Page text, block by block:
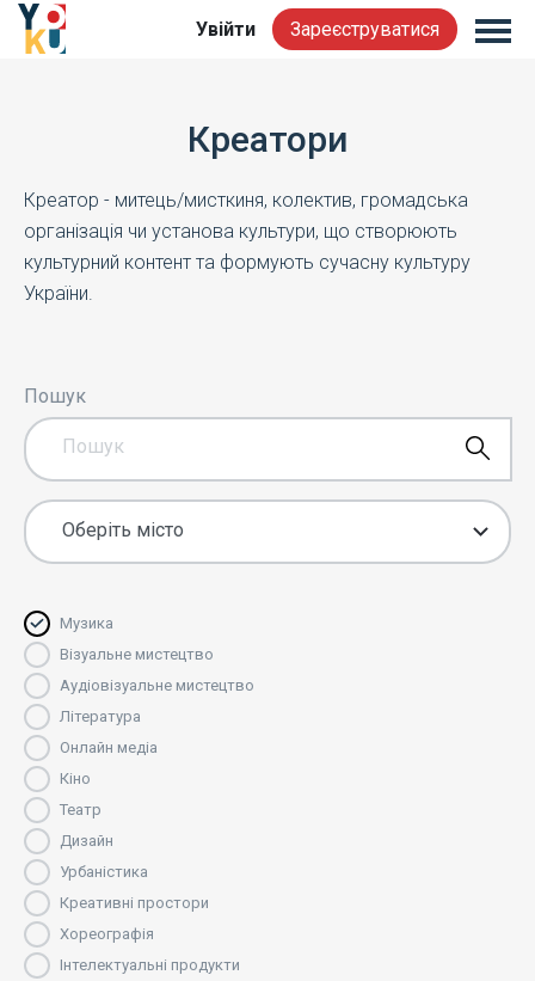
Увійти Зареєструватися
Креатори
Креатор - митець/мисткиня, колектив, громадська
організація чи установа культури, що створюють
культурний контент та формують сучасну культуру
України.
Пошук
Оберіть місто
Музика
Візуальне мистецтво
Аудіовізуальне мистецтво
Література
Онлайн медіа
Кіно
Театр
Дизайн
Урбаністика
Креативні простори
Хореографія
Інтелектуальні продукти